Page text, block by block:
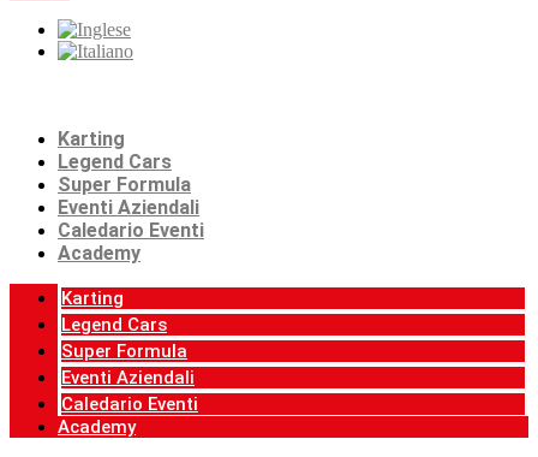
Karting
Legend Cars
Super Formula
Eventi Aziendali
Caledario Eventi
Academy
Karting
Legend Cars
Super Formula
Eventi Aziendali
Caledario Eventi
Academy